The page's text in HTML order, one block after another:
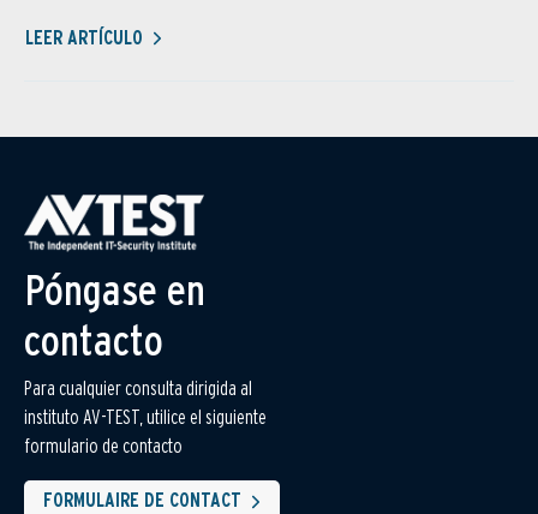
LEER ARTÍCULO
Póngase en
contacto
Para cualquier consulta dirigida al
instituto AV-TEST, utilice el siguiente
formulario de contacto
FORMULAIRE DE CONTACT